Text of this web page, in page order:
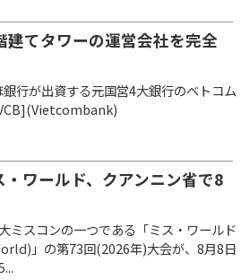
建てタワーの運営会社を完全
行が出資する元国営4大銀行のベトコム
ワールド、クアンニン省で8
ミスコンの一つである「ミス・ワールド
」の第73回(2026年)大会が、8月8日